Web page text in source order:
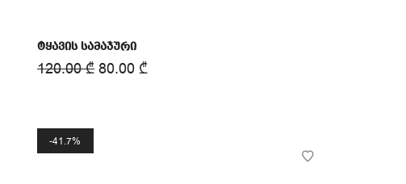
ტყავის სამაჯური
120.00₾ 80.00 ₾
41.7%